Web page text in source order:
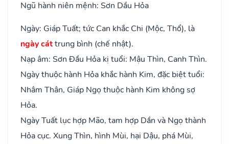
Ngũ hành niên mệnh: Sơn Dầu Hỏa
Ngày: Giáp Tuất; tức Can khắc Chi (Mộc, Thổ), là
ngày cáttrung bình (chế nhật).
Nạp âm: Sơn Đầu Hỏa kị tuổi: Mậu Thìn, Canh Thìn.
Ngày thuộc hành Hỏa khắc hành Kim, đặc biệt tuổi:
Nhâm Thân, Giáp Ngọ thuộc hành Kim không sợ
Hỏa.
Ngày Tuất lục hợp Mão, tam hợp Dần và Ngọ thành
Hỏa cục. Xung Thìn, hình Mùi, hại Dậu, phá Mùi,